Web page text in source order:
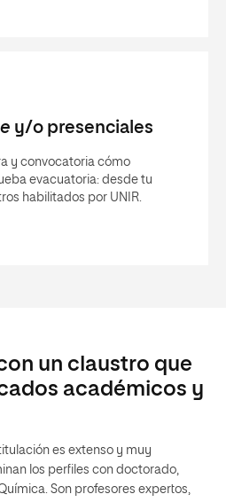
y/o presenciales
y convocatoria cómo
evacuatoria: desde tu
habilitados por UNIR.
un claustro que
académicos y
es extenso y muy
los perfiles con doctorado,
Son profesores expertos,